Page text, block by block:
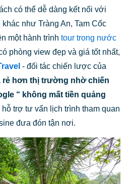
có thể dễ dàng kết nối với
như Tràng An, Tam Cốc
một hành trình tour trong nước
phòng view đẹp và giá tốt nhất,
- đối tác chiến lược của
rẻ hơn thị trường nhờ chiến
“ không mất tiền quảng
hỗ trợ tư vấn lịch trình tham quan
đưa đón tận nơi.